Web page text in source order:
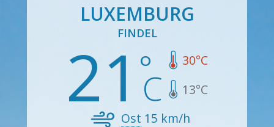
LUXEMBURG
FINDEL
21 30°C
13°C
Ost 15 km/h